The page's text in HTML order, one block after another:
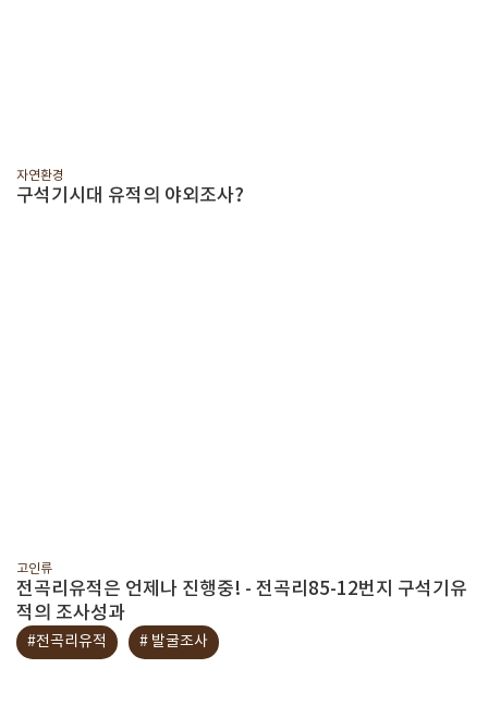
자연환경
구석기시대 유적의 야외조사?
고인류
전곡리유적은 언제나 진행중! - 전곡리85-12번지 구석기유
적의 조사성과
#전곡리유적 # 발굴조사